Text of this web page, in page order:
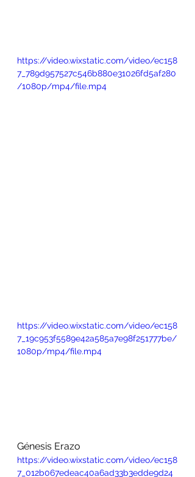
https://video.wixstatic.com/video/ec158
7_789d957527c546b880e31026fd5af280
/1080p/mp4/file.mp4
https://video.wixstatic.com/video/ec158
7_19c953f5589e42a585a7e98f251777be/
1080p/mp4/file.mp4
Génesis Erazo
https://video.wixstatic.com/video/ec158
7_012b067edeac40a6ad33b3edde9d24